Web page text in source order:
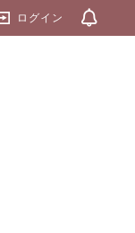
ログイン